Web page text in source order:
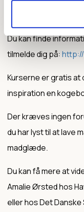
Du kan læse et
Du kan finde
tilmelde dig på:
Kurserne er gratis at
inspiration en
Der kræves ingen
du har lyst til at lave
madglæde.
Du kan få mere at
Amalie Ørsted hos
eller hos Det